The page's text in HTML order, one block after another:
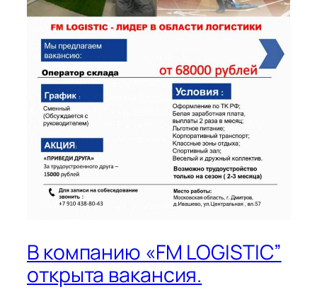
В компанию «FM LOGISTIC”
открыта вакансия.